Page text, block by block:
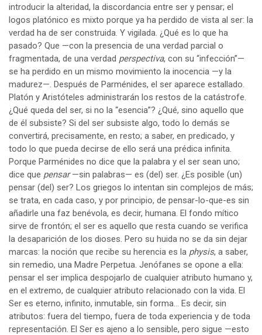
introducir la alteridad, la discordancia entre ser y pensar; el
logos platónico es mixto porque ya ha perdido de vista al ser: la
verdad ha de ser construida. Y vigilada. ¿Qué es lo que ha
pasado? Que —con la presencia de una verdad parcial o
fragmentada, de una verdad perspectiva, con su “infección”—
se ha perdido en un mismo movimiento la inocencia —y la
madurez—. Después de Parménides, el ser aparece estallado.
Platón y Aristóteles administrarán los restos de la catástrofe.
¿Qué queda del ser, si no la “esencia”? ¿Qué, sino aquello que
de él subsiste? Si del ser subsiste algo, todo lo demás se
convertirá, precisamente, en resto; a saber, en predicado, y
todo lo que pueda decirse de ello será una prédica infinita.
Porque Parménides no dice que la palabra y el ser sean uno;
dice que pensar—sin palabras— es (del) ser. ¿Es posible (un)
pensar (del) ser? Los griegos lo intentan sin complejos de más;
se trata, en cada caso, y por principio, de pensar-lo-que-es sin
añadirle una faz benévola, es decir, humana. El fondo mítico
sirve de frontón; el ser es aquello que resta cuando se verifica
la desaparición de los dioses. Pero su huida no se da sin dejar
marcas: la noción que recibe su herencia es la physis, a saber,
sin remedio, una Madre Perpetua. Jenófanes se opone a ella:
pensar el ser implica despojarlo de cualquier atributo humano y,
en el extremo, de cualquier atributo relacionado con la vida. El
Ser es eterno, infinito, inmutable, sin forma… Es decir, sin
atributos: fuera del tiempo, fuera de toda experiencia y de toda
representación. El Ser es ajeno a lo sensible, pero sigue —esto